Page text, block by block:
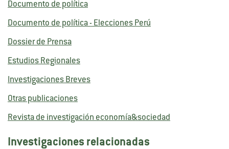
Documento de política
Documento de política - Elecciones Perú
Dossier de Prensa
Estudios Regionales
Investigaciones Breves
Otras publicaciones
Revista de investigación economía&sociedad
Investigaciones relacionadas